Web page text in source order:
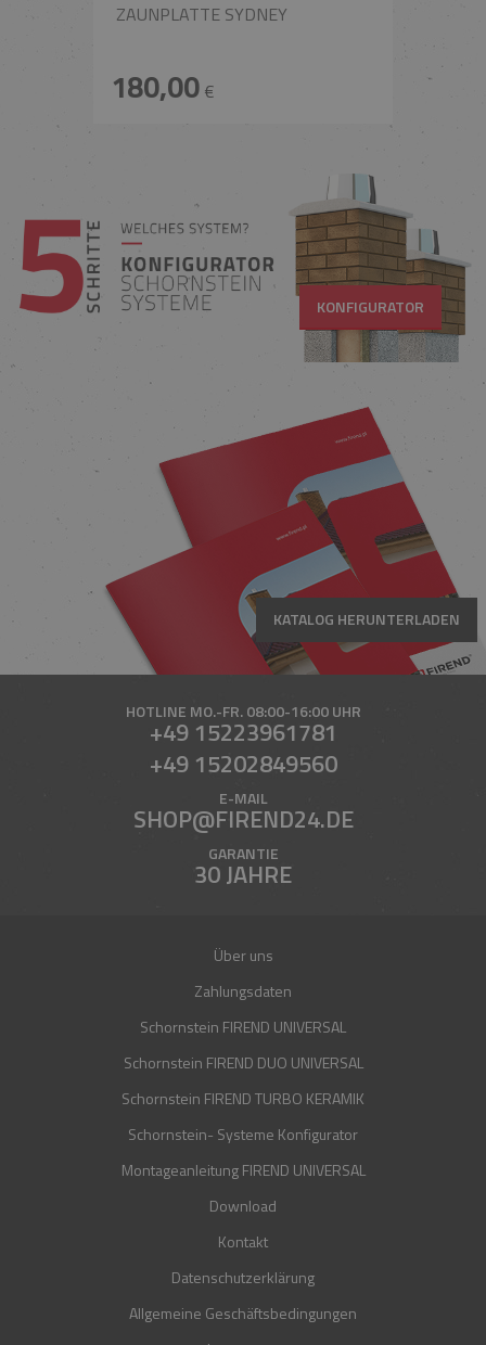
ZAUNPLATTE SYDNEY
180,00€
KONFIGURATOR
KATALOG HERUNTERLADEN
HOTLINE MO.-FR. 08:00-16:00 UHR
+49 15223961781
+49 15202849560
E-MAIL
SHOP@FIREND24.DE
GARANTIE
30 JAHRE
Über uns
Zahlungsdaten
Schornstein FIREND UNIVERSAL
Schornstein FIREND DUO UNIVERSAL
Schornstein FIREND TURBO KERAMIK
Schornstein- Systeme Konfigurator
Montageanleitung FIREND UNIVERSAL
Download
Kontakt
Datenschutzerklärung
Allgemeine Geschäftsbedingungen